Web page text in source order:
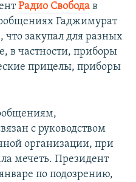
Радио Свобода в
Гаджимурат
что закупал для разных
в частности, приборы
прицелы, приборы
с руководством
организации, при
мечеть. Президент
по подозрению,